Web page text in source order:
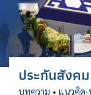
ประกันสังค
บทความ • แนวคิด-